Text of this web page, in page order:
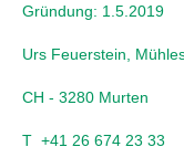
Gründung: 1.5.2019
Urs Feuerstein,
CH - 3280 Murten
T +41 26 674 23 33